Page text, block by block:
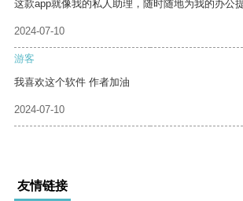
这款app就像我的私人助理，随时随地为我的办公提
2024-07-10
游客
我喜欢这个软件 作者加油
2024-07-10
友情链接